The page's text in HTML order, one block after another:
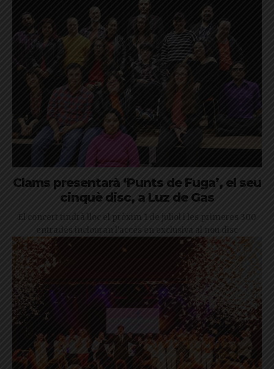
Clams presentarà ‘Punts de Fuga’, el seu
cinquè disc, a Luz de Gas
El concert tindrà lloc el pròxim 1 de juliol i les primeres 300
entrades inclouran l'accés en exclusiva al nou disc